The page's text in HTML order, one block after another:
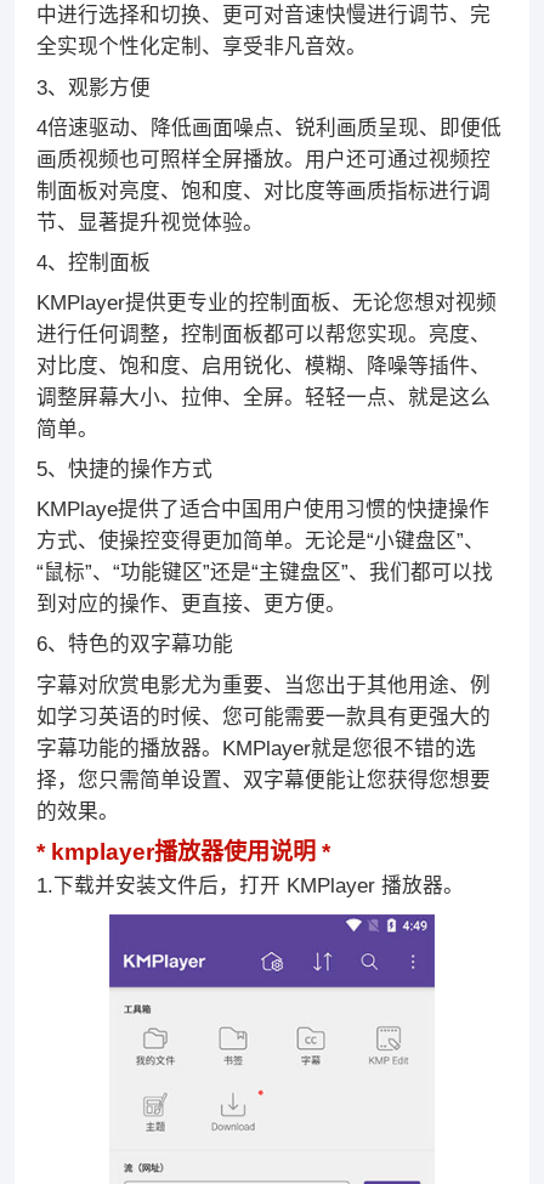
中进行选择和切换、更可对音速快慢进行调节、完
全实现个性化定制、享受非凡音效。
3、观影方便
4倍速驱动、降低画面噪点、锐利画质呈现、即便低
画质视频也可照样全屏播放。用户还可通过视频控
制面板对亮度、饱和度、对比度等画质指标进行调
节、显著提升视觉体验。
4、控制面板
KMPlayer提供更专业的控制面板、无论您想对视频
进行任何调整，控制面板都可以帮您实现。亮度、
对比度、饱和度、启用锐化、模糊、降噪等插件、
调整屏幕大小、拉伸、全屏。轻轻一点、就是这么
简单。
5、快捷的操作方式
KMPlaye提供了适合中国用户使用习惯的快捷操作
方式、使操控变得更加简单。无论是“小键盘区”、
“鼠标”、“功能键区”还是“主键盘区”、我们都可以找
到对应的操作、更直接、更方便。
6、特色的双字幕功能
字幕对欣赏电影尤为重要、当您出于其他用途、例
如学习英语的时候、您可能需要一款具有更强大的
字幕功能的播放器。KMPlayer就是您很不错的选
择，您只需简单设置、双字幕便能让您获得您想要
的效果。
kmplayer播放器使用说明
1.下载并安装文件后，打开 KMPlayer 播放器。